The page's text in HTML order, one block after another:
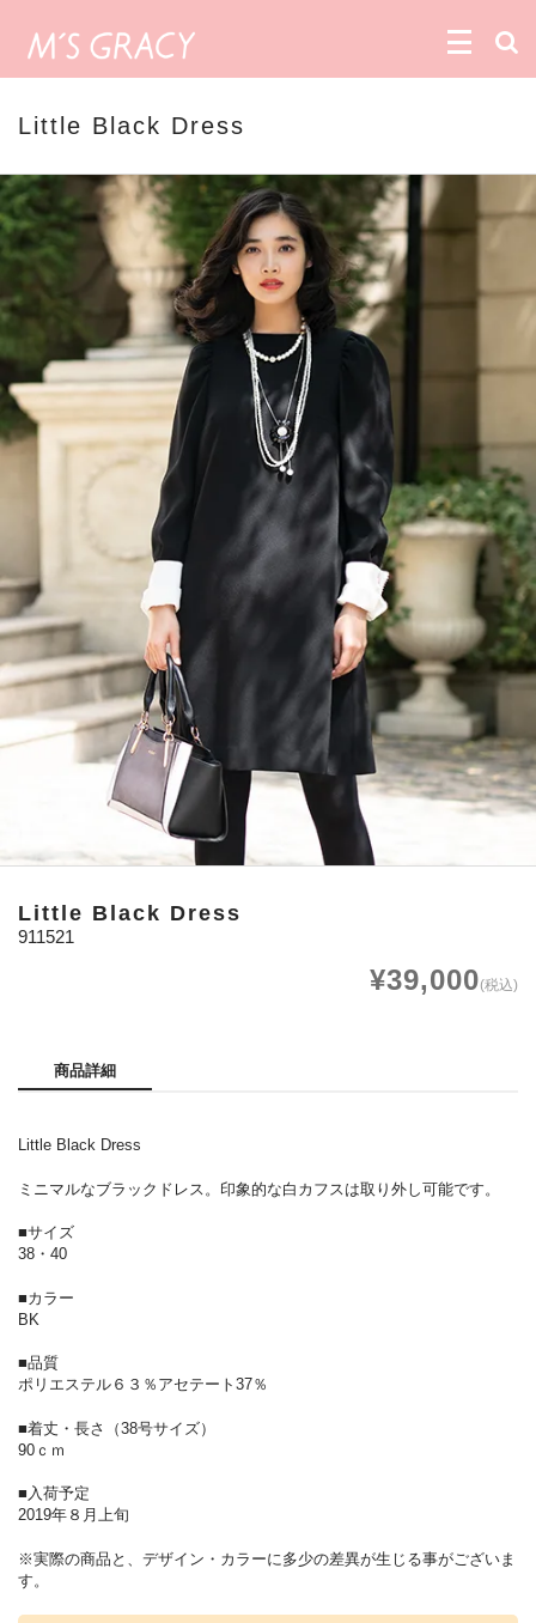
Little Black Dress
Little Black Dress
911521
¥39,000(税込)
商品詳細
Little Black Dress
ミニマルなブラックドレス。印象的な白カフスは取り外し可能です。
■サイズ
38・40
■カラー
BK
■品質
ポリエステル６３％アセテート37％
■着丈・長さ（38号サイズ）
90ｃｍ
■入荷予定
2019年８月上旬
※実際の商品と、デザイン・カラーに多少の差異が生じる事がございま
す。